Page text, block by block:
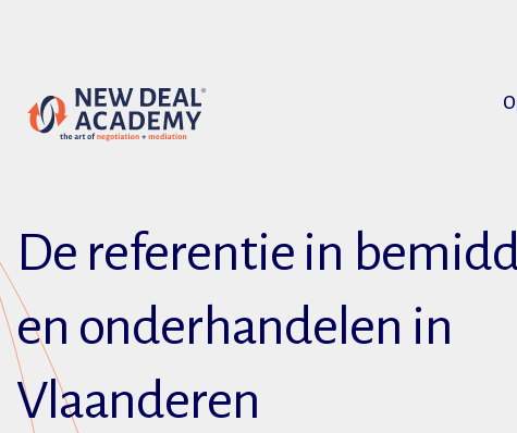
De referentie in
en onderhandelen in
Vlaanderen